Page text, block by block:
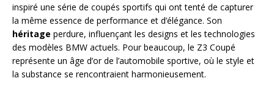
inspiré une série de coupés sportifs qui ont tenté de capturer
la même essence de performance et d’élégance. Son
héritage perdure, influençant les designs et les technologies
des modèles BMW actuels. Pour beaucoup, le Z3 Coupé
représente un âge d’or de l’automobile sportive, où le style et
la substance se rencontraient harmonieusement.